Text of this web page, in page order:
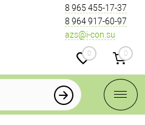
8 965 455-17-37
8 964 917-60-97
azs@i-con.su
0 0